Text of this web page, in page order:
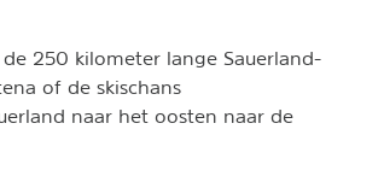
250 kilometer lange Sauerland-
of de skischans
naar het oosten naar de